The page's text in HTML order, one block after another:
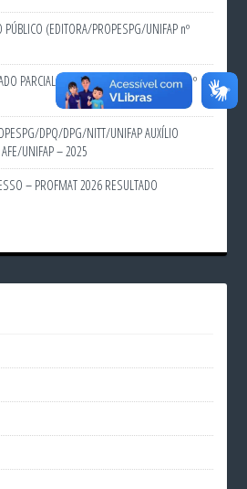
PÚBLICO (EDITORA/PROPESPG/UNIFAP nº
PARCIAL (QUINTA RODADA) – EDITAL N.º
DPQ/DPG/NITT/UNIFAP AUXÍLIO
UNIFAP – 2025
– PROFMAT 2026 RESULTADO